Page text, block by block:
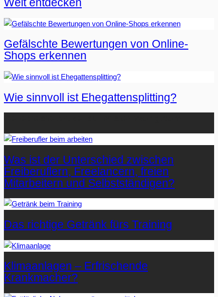
Welt entdecken
Gefälschte Bewertungen von Online-
Shops erkennen
Wie sinnvoll ist Ehegattensplitting?
Was ist der Unterschied zwischen
Freiberuflern, Freelancern, freien
Mitarbeitern und Selbstständigen?
Das richtige Getränk fürs Training
Klimaanlagen – Erfrischende
Krankmacher?